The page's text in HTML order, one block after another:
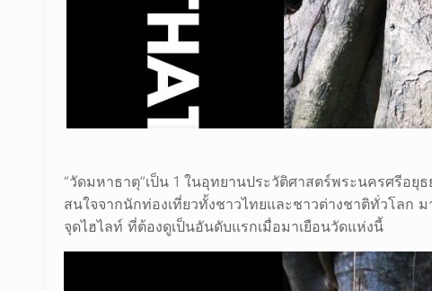
“วัดมหาธาตุ”เป็น 1 ในอุทยานประวัติศาสตร์พระนครศรีอ
สนใจจากนักท่องเที่ยวทั้งชาวไทยและชาวต่างชาติทั่วโลก
จุดไฮไลท์ ที่ต้องดูเป็นอันดับแรกเมื่อมาเยือนวัดแห่งนี้